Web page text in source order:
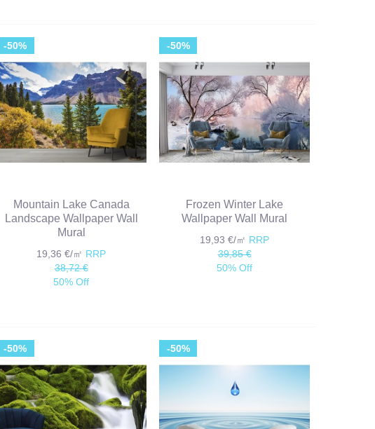
-50%
Mountain Lake Canada
Landscape Wallpaper Wall
Mural
19,36 €/㎡ RRP
38,72 €
50% Off
-50%
Frozen Winter Lake
Wallpaper Wall Mural
19,93 €/㎡ RRP
39,85 €
50% Off
-50% -50%